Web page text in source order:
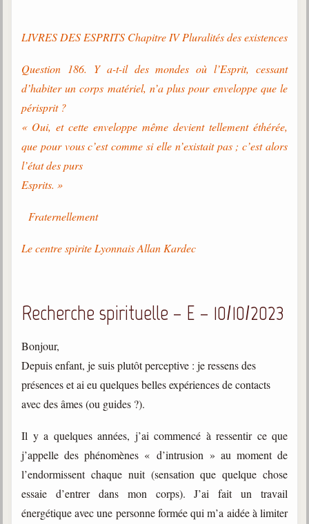
LIVRES DES ESPRITS Chapitre IV Pluralités des existences
Question 186. Y a-t-il des mondes où l’Esprit, cessant
d’habiter un corps matériel, n’a plus pour enveloppe que le
périsprit ?
« Oui, et cette enveloppe même devient tellement éthérée,
que pour vous c’est comme si elle n’existait pas ; c’est alors
l’état des purs
Esprits. »
Fraternellement
Le centre spirite Lyonnais Allan Kardec
Recherche spirituelle – E – 10/10/2023
Bonjour,
Depuis enfant, je suis plutôt perceptive : je ressens des
présences et ai eu quelques belles expériences de contacts
avec des âmes (ou guides ?).
Il y a quelques années, j’ai commencé à ressentir ce que
j’appelle des phénomènes « d’intrusion » au moment de
l’endormissent chaque nuit (sensation que quelque chose
essaie d’entrer dans mon corps). J’ai fait un travail
énergétique avec une personne formée qui m’a aidée à limiter